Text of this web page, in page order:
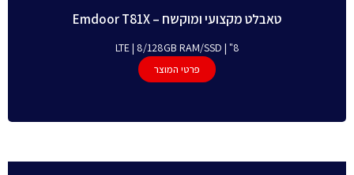
טאבלט מקצועי ומוקשח – Emdoor T81X
8" | LTE | 8/128GB RAM/SSD
פרטי המוצר